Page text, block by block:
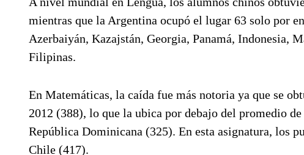
mientras que la Argentina ocupó el lugar 63 solo por
Azerbaiyán, Kazajstán, Georgia, Panamá, Indonesia,
Filipinas.
En Matemáticas, la caída fue más notoria ya que se
2012 (388), lo que la ubica por debajo del promedio
República Dominicana (325). En esta asignatura, los
Chile (417).